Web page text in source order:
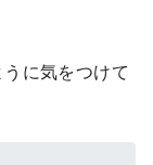
に気をつけて